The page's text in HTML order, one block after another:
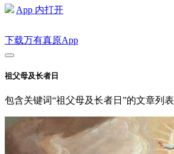
App 内打开
下载万有真原App
祖父母及长者日
包含关键词“祖父母及长者日”的文章列表